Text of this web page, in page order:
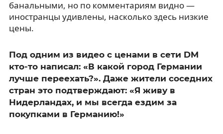
банальными, но по комментариям видно —
иностранцы удивлены, насколько здесь низкие
цены.
Под одним из видео с ценами в сети DM
кто-то написал: «В какой город Германии
лучше переехать?». Даже жители соседних
стран это подтверждают: «Я живу в
Нидерландах, и мы всегда ездим за
покупками в Германию!»